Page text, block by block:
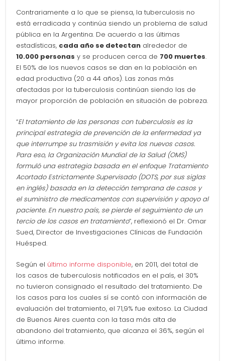
Contrariamente a lo que se piensa, la tuberculosis no
está erradicada y continúa siendo un problema de salud
pública en la Argentina. De acuerdo a las últimas
estadísticas, cada año se detectan alrededor de
10.000 personas y se producen cerca de 700 muertes.
El 50% de los nuevos casos se dan en la población en
edad productiva (20 a 44 años). Las zonas más
afectadas por la tuberculosis continúan siendo las de
mayor proporción de población en situación de pobreza.
“El tratamiento de las personas con tuberculosis es la
principal estrategia de prevención de la enfermedad ya
que interrumpe su trasmisión y evita los nuevos casos.
Para eso, la Organización Mundial de la Salud (OMS)
formuló una estrategia basada en el enfoque Tratamiento
Acortado Estrictamente Supervisado (DOTS, por sus siglas
en inglés) basada en la detección temprana de casos y
el suministro de medicamentos con supervisión y apoyo al
paciente. En nuestro país, se pierde el seguimiento de un
tercio de los casos en tratamiento”, reflexionó el Dr. Omar
Sued, Director de Investigaciones Clínicas de Fundación
Huésped.
Según el último informe disponible, en 2011, del total de
los casos de tuberculosis notificados en el país, el 30%
no tuvieron consignado el resultado del tratamiento. De
los casos para los cuales sí se contó con información de
evaluación del tratamiento, el 71,9% fue exitoso. La Ciudad
de Buenos Aires cuenta con la tasa más alta de
abandono del tratamiento, que alcanza el 36%, según el
último informe.